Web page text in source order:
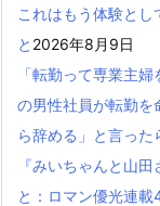
これはもう体験と
と 2026年8月9日
「転勤って専業主
の男性社員が転勤を
ら辞める」と言った
『みいちゃんと山
と：ロマン優光連